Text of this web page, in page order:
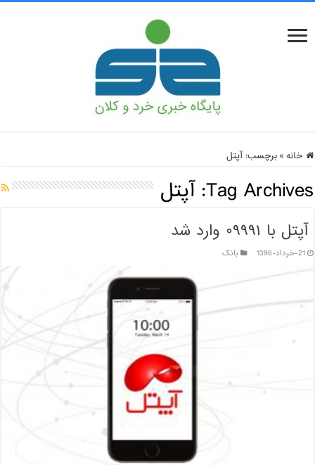
خانه » برچسب:آپتل
Tag Archives: آپتل
آپتل با ۰۹۹۹۱ وارد شد
21-خرداد-1396 بانک